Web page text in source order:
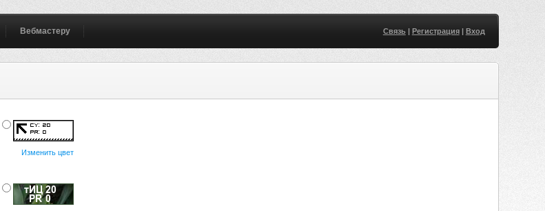
Вебмастеру Связь| Регистрация| Вход
Изменить цвет